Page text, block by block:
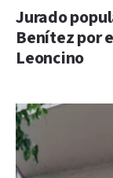
Jurado
Benítez por
Leoncino